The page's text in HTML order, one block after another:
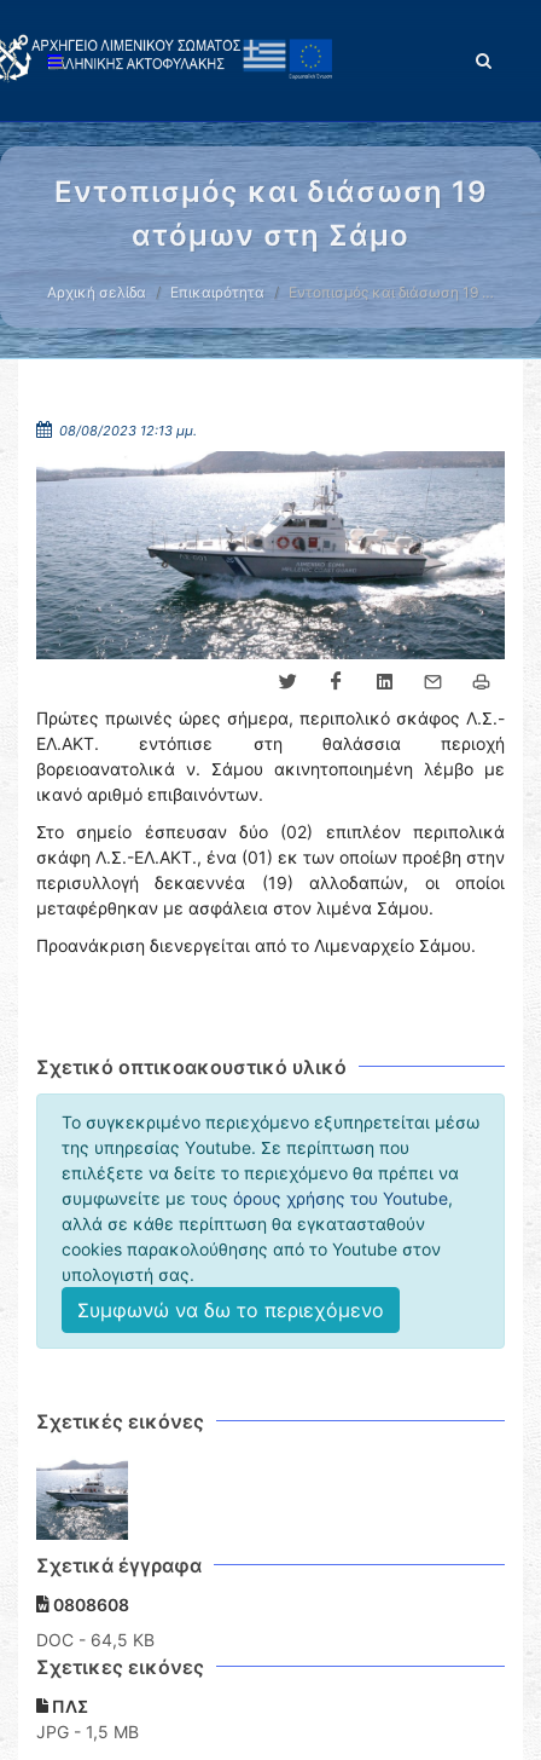
Εντοπισμός και διάσωση 19
ατόμων στη Σάμο
Αρχική σελίδα Επικαιρότητα Εντοπισμός και διάσωση 19 …
08/08/2023 12:13 μμ.
Πρώτες πρωινές ώρες σήμερα, περιπολικό σκάφος Λ.Σ.-
ΕΛ.ΑΚΤ. εντόπισε στη θαλάσσια περιοχή
βορειοανατολικά ν. Σάμου ακινητοποιημένη λέμβο με
ικανό αριθμό επιβαινόντων.
Στο σημείο έσπευσαν δύο (02) επιπλέον περιπολικά
σκάφη Λ.Σ.-ΕΛ.ΑΚΤ., ένα (01) εκ των οποίων προέβη στην
περισυλλογή δεκαεννέα (19) αλλοδαπών, οι οποίοι
μεταφέρθηκαν με ασφάλεια στον λιμένα Σάμου.
Προανάκριση διενεργείται από το Λιμεναρχείο Σάμου.
Σχετικό οπτικοακουστικό υλικό
Το συγκεκριμένο περιεχόμενο εξυπηρετείται μέσω
της υπηρεσίας Υoutube. Σε περίπτωση που
επιλέξετε να δείτε το περιεχόμενο θα πρέπει να
συμφωνείτε με τους όρους χρήσης του Youtube,
αλλά σε κάθε περίπτωση θα εγκατασταθούν
cookies παρακολούθησης από το Youtube στον
υπολογιστή σας.
Συμφωνώ να δω το περιεχόμενο
Σχετικές εικόνες
Σχετικά έγγραφα
0808608
DOC - 64,5 KB
Σχετικες εικόνες
ΠΛΣ
JPG - 1,5 MB